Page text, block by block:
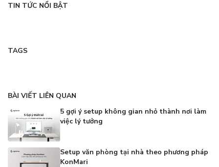
TIN TỨC NỔI BẬT
TAGS
BÀI VIẾT LIÊN QUAN
5 gợi ý setup không gian nhỏ thành nơi làm
việc lý tưởng
Setup văn phòng tại nhà theo phương pháp
KonMari